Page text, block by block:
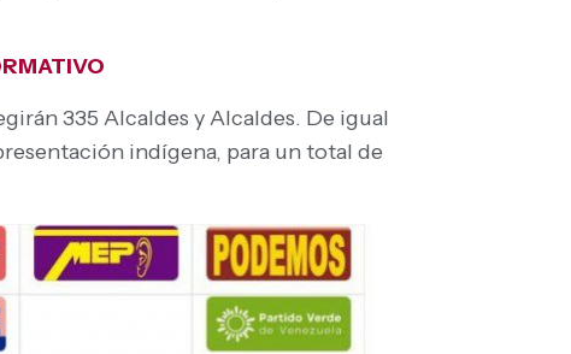
335 Alcaldes y Alcaldes. De igual
indígena, para un total de